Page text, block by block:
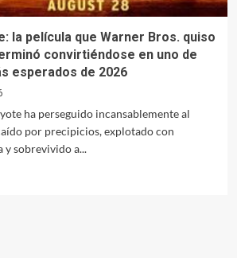
la película que Warner Bros. quiso
convirtiéndose en uno de
esperados de 2026
ha perseguido incansablemente al
por precipicios, explotado con
y sobrevivido a...